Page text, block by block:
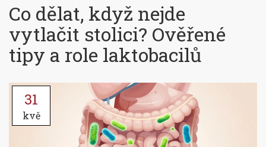
Co dělat, když nejde
vytlačit stolici? Ověřené
tipy a role laktobacilů
31
kvě